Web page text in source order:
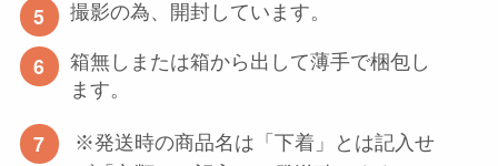
撮影の為、開封しています。
箱無しまたは箱から出して薄手で梱包し
ます。
※発送時の商品名は「下着」とは記入せ